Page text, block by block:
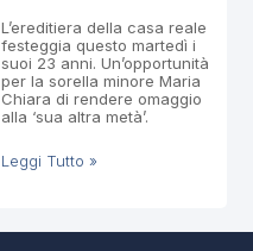
L’ereditiera della casa reale
festeggia questo martedì i
suoi 23 anni. Un’opportunità
per la sorella minore Maria
Chiara di rendere omaggio
alla ‘sua altra metà’.
Leggi Tutto »